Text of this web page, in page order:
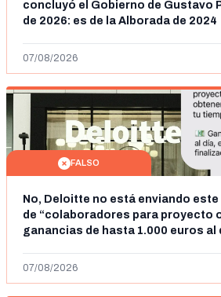
concluyó el Gobierno de Gustavo
de 2026: es de la Alborada de 2024
07/08/2026
FALSO
No, Deloitte no está enviando
de “colaboradores para proyecto
ganancias de hasta 1.000 euros al
07/08/2026